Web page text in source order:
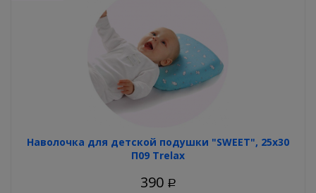
Наволочка для детской подушки "SWEET", 25х30
П09 Trelax
390 Р